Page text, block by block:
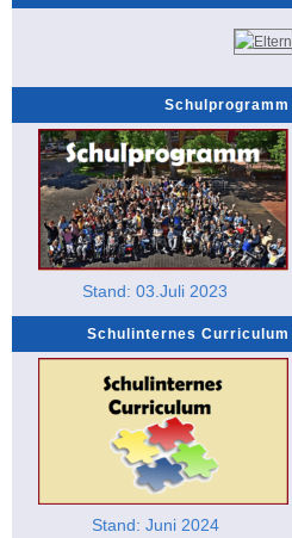
Schulprogramm
Stand: 03.Juli 2023
Schulinternes Curriculum
Stand: Juni 2024